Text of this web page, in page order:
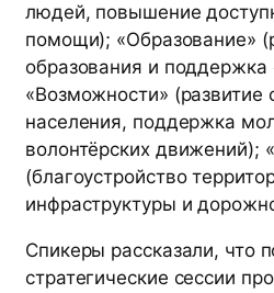
людей, повышение
помощи); «Образование»
образования и
«Возможности» (развитие
населения, поддержка
волонтёрских движений);
(благоустройство
инфраструктуры и
Спикеры рассказали, что
стратегические сессии